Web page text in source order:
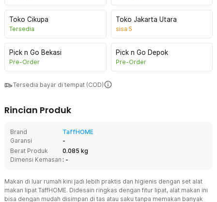
Toko Cikupa
Tersedia
Toko Jakarta Utara
sisa 5
Pick n Go Bekasi
Pre-Order
Pick n Go Depok
Pre-Order
Tersedia bayar di tempat (COD)
Rincian Produk
Brand
TaffHOME
Garansi
-
Berat Produk
0.085 kg
Dimensi Kemasan : -
Makan di luar rumah kini jadi lebih praktis dan higienis dengan set alat
makan lipat TaffHOME. Didesain ringkas dengan fitur lipat, alat makan ini
bisa dengan mudah disimpan di tas atau saku tanpa memakan banyak